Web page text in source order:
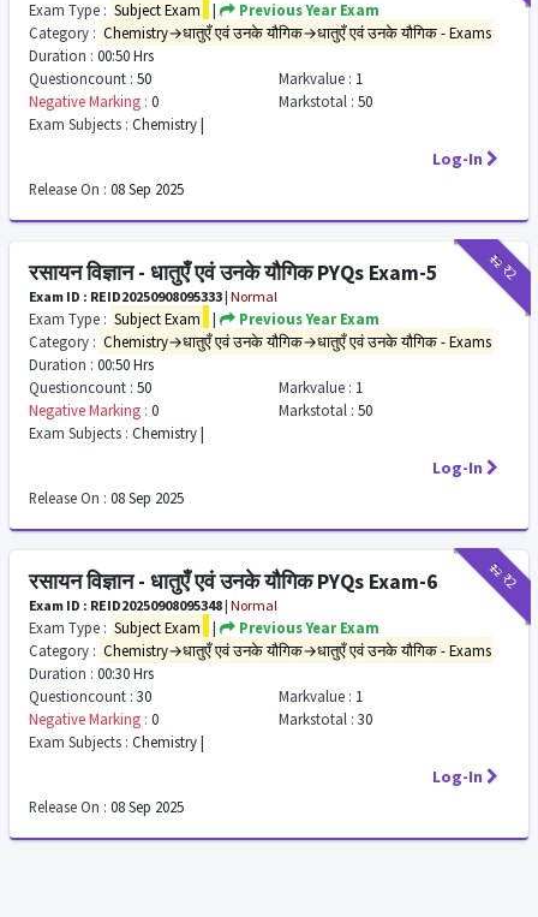
Exam Type : Subject Exam |
Previous Year Exam
Category : Chemistry→धातुएँ एवं उनके यौगिक→धातुएँ एवं उनके यौगिक - Exams
Duration : 00:50 Hrs
Questioncount : 50 Markvalue : 1
Negative Marking : 0 Markstotal : 50
Exam Subjects : Chemistry |
Log-In
Release On : 08 Sep 2025
₹12₹2
रसायन विज्ञान - धातुएँ एवं उनके यौगिक PYQs Exam-5
Exam ID : REID20250908095333 | Normal
Exam Type : Subject Exam |
Previous Year Exam
Category : Chemistry→धातुएँ एवं उनके यौगिक→धातुएँ एवं उनके यौगिक - Exams
Duration : 00:50 Hrs
Questioncount : 50 Markvalue : 1
Negative Marking : 0 Markstotal : 50
Exam Subjects : Chemistry |
Log-In
Release On : 08 Sep 2025
₹12₹2
रसायन विज्ञान - धातुएँ एवं उनके यौगिक PYQs Exam-6
Exam ID : REID20250908095348 | Normal
Exam Type : Subject Exam |
Previous Year Exam
Category : Chemistry→धातुएँ एवं उनके यौगिक→धातुएँ एवं उनके यौगिक - Exams
Duration : 00:30 Hrs
Questioncount : 30 Markvalue : 1
Negative Marking : 0 Markstotal : 30
Exam Subjects : Chemistry |
Log-In
Release On : 08 Sep 2025